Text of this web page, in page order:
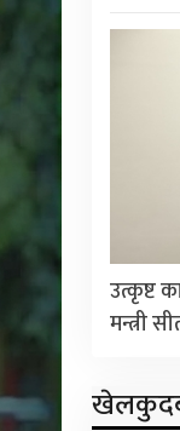
उत्कृष्ट
मन्त्री